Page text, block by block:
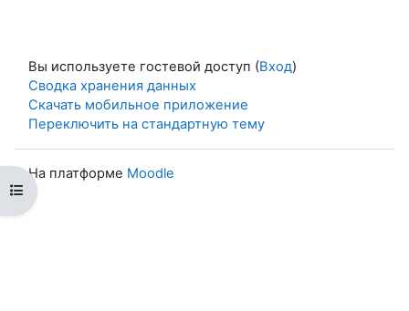
Открыть оглавление курса
Вы используете гостевой доступ (Вход)
Сводка хранения данных
Скачать мобильное приложение
Переключить на стандартную тему
На платформе Moodle